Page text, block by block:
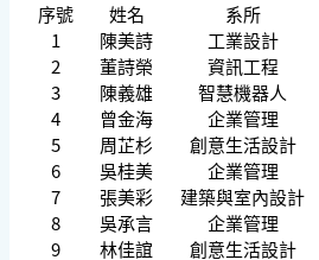
序號 姓名
系所
1
陳美詩
工業設計
2
董詩榮
資訊工程
3
陳義雄
智慧機器人
4
曾金海
企業管理
5
周芷杉
創意生活設計
6
吳桂美
企業管理
7
張美彩
建築與室內設計
8
吳承言
企業管理
9
林佳誼
創意生活設計